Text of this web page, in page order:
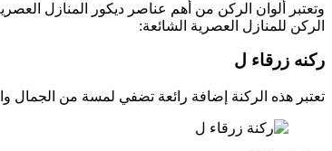
وتعتبر ألوان الركن من أهم عناصر ديكور المنازل
الركن للمنازل العصرية الشائعة:
ركنه زرقاء ل
تعتبر هذه الركنة إضافة رائعة تضفي لمسة من الجمال